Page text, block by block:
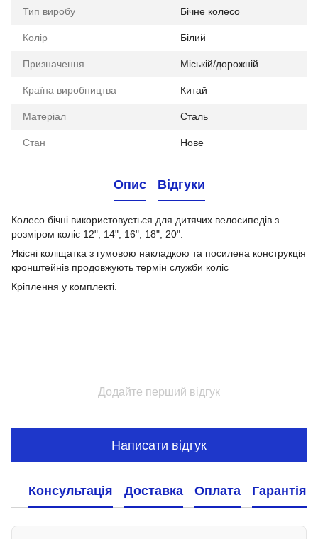
Тип виробу Бічне колесо
Колір Білий
Призначення Міській/дорожній
Країна виробництва Китай
Матеріал Сталь
Стан Нове
Опис Відгуки
Колесо бічні використовується для дитячих велосипедів з
розміром коліс 12", 14", 16", 18", 20".
Якісні коліщатка з гумовою накладкою та посилена конструкція
кронштейнів продовжують термін служби коліс
Кріплення у комплекті.
Додайте перший відгук
Написати відгук
Консультація Доставка Оплата Гарантія